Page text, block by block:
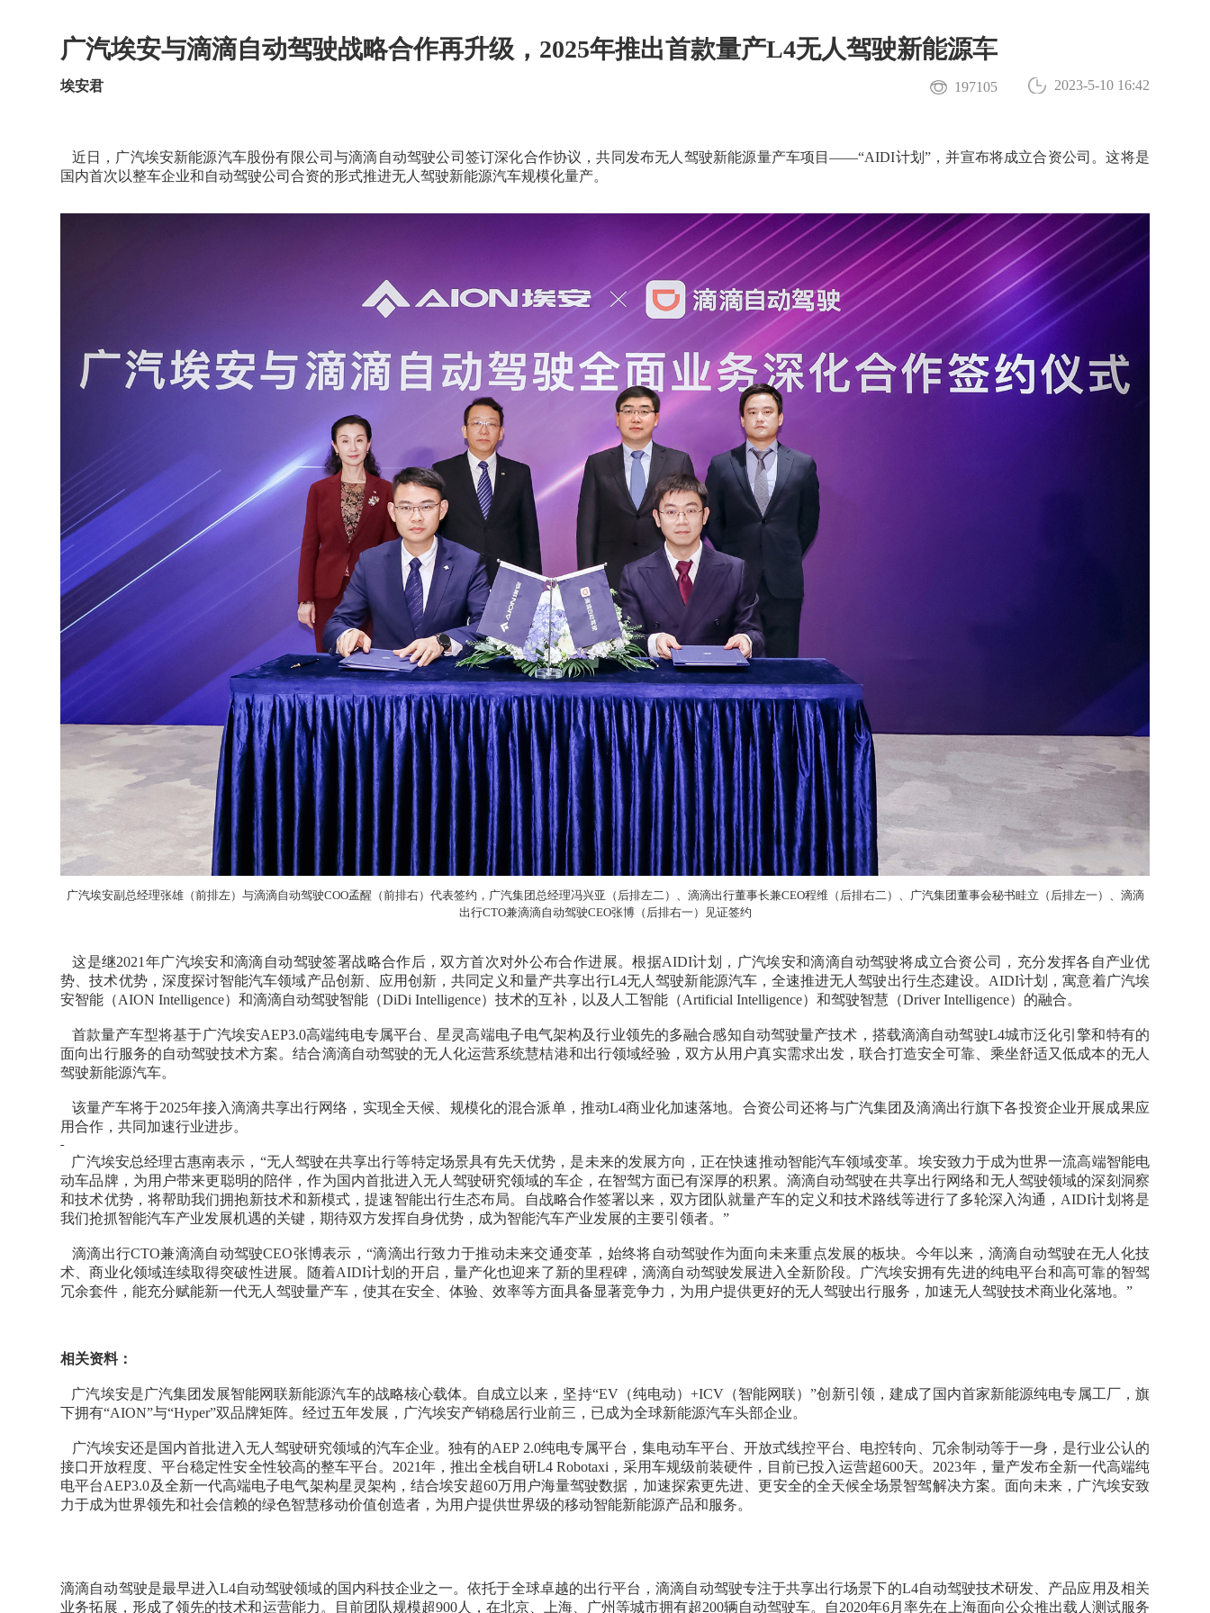
广汽埃安与滴滴自动驾驶战略合作再升级，2025年推出首款量产L4无人驾驶新能源车
埃安君 197105 2023-5-10 16:42
近日，广汽埃安新能源汽车股份有限公司与滴滴自动驾驶公司签订深化合作协议，共同发布无人驾驶新能源量产车项目——“AIDI计划”，并宣布将成立合资公司。这将是
国内首次以整车企业和自动驾驶公司合资的形式推进无人驾驶新能源汽车规模化量产。
广汽埃安副总经理张雄（前排左）与滴滴自动驾驶COO孟醒（前排右）代表签约，广汽集团总经理冯兴亚（后排左二）、滴滴出行董事长兼CEO程维（后排右二）、广汽集团董事会秘书眭立（后排左一）、滴滴
出行CTO兼滴滴自动驾驶CEO张博（后排右一）见证签约
这是继2021年广汽埃安和滴滴自动驾驶签署战略合作后，双方首次对外公布合作进展。根据AIDI计划，广汽埃安和滴滴自动驾驶将成立合资公司，充分发挥各自产业优
势、技术优势，深度探讨智能汽车领域产品创新、应用创新，共同定义和量产共享出行L4无人驾驶新能源汽车，全速推进无人驾驶出行生态建设。AIDI计划，寓意着广汽埃
安智能（AION Intelligence）和滴滴自动驾驶智能（DiDi Intelligence）技术的互补，以及人工智能（Artificial Intelligence）和驾驶智慧（Driver Intelligence）的融合。
首款量产车型将基于广汽埃安AEP3.0高端纯电专属平台、星灵高端电子电气架构及行业领先的多融合感知自动驾驶量产技术，搭载滴滴自动驾驶L4城市泛化引擎和特有的
面向出行服务的自动驾驶技术方案。结合滴滴自动驾驶的无人化运营系统慧桔港和出行领域经验，双方从用户真实需求出发，联合打造安全可靠、乘坐舒适又低成本的无人
驾驶新能源汽车。
该量产车将于2025年接入滴滴共享出行网络，实现全天候、规模化的混合派单，推动L4商业化加速落地。合资公司还将与广汽集团及滴滴出行旗下各投资企业开展成果应
用合作，共同加速行业进步。
广汽埃安总经理古惠南表示，“无人驾驶在共享出行等特定场景具有先天优势，是未来的发展方向，正在快速推动智能汽车领域变革。埃安致力于成为世界一流高端智能电
动车品牌，为用户带来更聪明的陪伴，作为国内首批进入无人驾驶研究领域的车企，在智驾方面已有深厚的积累。滴滴自动驾驶在共享出行网络和无人驾驶领域的深刻洞察
和技术优势，将帮助我们拥抱新技术和新模式，提速智能出行生态布局。自战略合作签署以来，双方团队就量产车的定义和技术路线等进行了多轮深入沟通，AIDI计划将是
我们抢抓智能汽车产业发展机遇的关键，期待双方发挥自身优势，成为智能汽车产业发展的主要引领者。”
滴滴出行CTO兼滴滴自动驾驶CEO张博表示，“滴滴出行致力于推动未来交通变革，始终将自动驾驶作为面向未来重点发展的板块。今年以来，滴滴自动驾驶在无人化技
术、商业化领域连续取得突破性进展。随着AIDI计划的开启，量产化也迎来了新的里程碑，滴滴自动驾驶发展进入全新阶段。广汽埃安拥有先进的纯电平台和高可靠的智驾
冗余套件，能充分赋能新一代无人驾驶量产车，使其在安全、体验、效率等方面具备显著竞争力，为用户提供更好的无人驾驶出行服务，加速无人驾驶技术商业化落地。”
相关资料：
广汽埃安是广汽集团发展智能网联新能源汽车的战略核心载体。自成立以来，坚持“EV（纯电动）+ICV（智能网联）”创新引领，建成了国内首家新能源纯电专属工厂，旗
下拥有“AION”与“Hyper”双品牌矩阵。经过五年发展，广汽埃安产销稳居行业前三，已成为全球新能源汽车头部企业。
广汽埃安还是国内首批进入无人驾驶研究领域的汽车企业。独有的AEP 2.0纯电专属平台，集电动车平台、开放式线控平台、电控转向、冗余制动等于一身，是行业公认的
接口开放程度、平台稳定性安全性较高的整车平台。2021年，推出全栈自研L4 Robotaxi，采用车规级前装硬件，目前已投入运营超600天。2023年，量产发布全新一代高端纯
电平台AEP3.0及全新一代高端电子电气架构星灵架构，结合埃安超60万用户海量驾驶数据，加速探索更先进、更安全的全天候全场景智驾解决方案。面向未来，广汽埃安致
力于成为世界领先和社会信赖的绿色智慧移动价值创造者，为用户提供世界级的移动智能新能源产品和服务。
滴滴自动驾驶是最早进入L4自动驾驶领域的国内科技企业之一。依托于全球卓越的出行平台，滴滴自动驾驶专注于共享出行场景下的L4自动驾驶技术研发、产品应用及相关
业务拓展，形成了领先的技术和运营能力。目前团队规模超900人，在北京、上海、广州等城市拥有超200辆自动驾驶车。自2020年6月率先在上海面向公众推出载人测试服务